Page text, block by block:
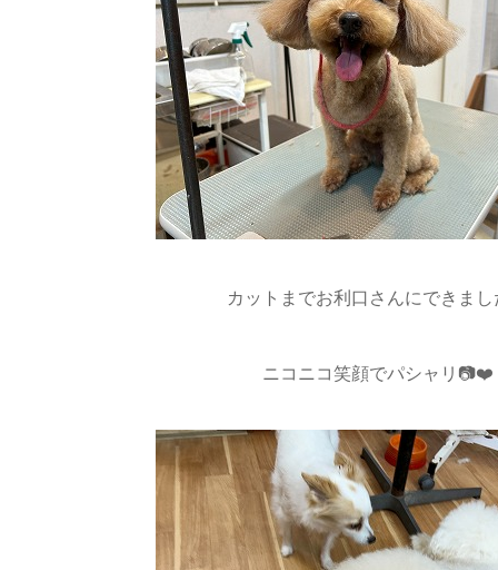
カットまでお利口さんにできま
ニコニコ笑顔でパシャリ📷❤️